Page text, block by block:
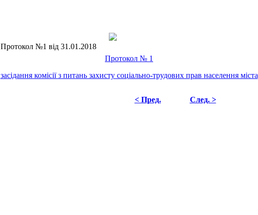
Протокол №1 від 31.01.2018
Протокол № 1
засідання комісії з питань захисту соціально-трудових прав населення міста
< Пред. След. >